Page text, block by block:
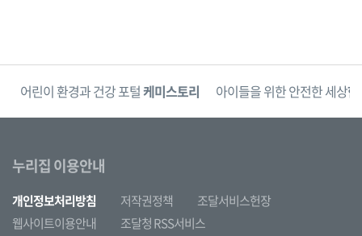
어린이 환경과 건강 포털케미스토리 아이들을 위한 안전한 세상
누리집 이용안내
개인정보처리방침 저작권정책
조달서비스헌장
웹사이트이용안내
조달청 RSS서비스